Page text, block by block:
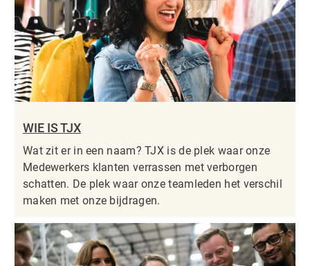
WIE IS TJX
Wat zit er in een naam? TJX is de plek waar onze
Medewerkers klanten verrassen met verborgen
schatten. De plek waar onze teamleden het verschil
maken met onze bijdragen.